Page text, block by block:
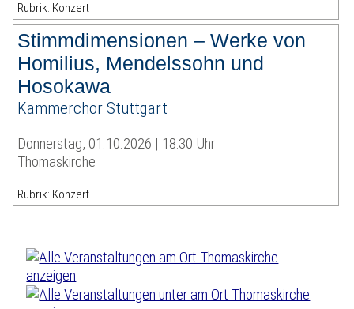
Rubrik: Konzert
Stimmdimensionen – Werke von
Homilius, Mendelssohn und
Hosokawa
Kammerchor Stuttgart
Donnerstag, 01.10.2026 | 18:30 Uhr
Thomaskirche
Rubrik: Konzert